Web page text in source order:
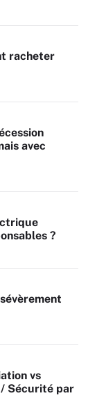
racheter
avec
?
vs
Sécurité par